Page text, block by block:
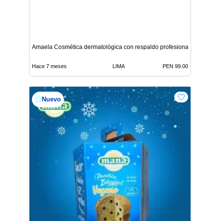
Amaela Cosmética dermatológica con respaldo profesional
Hace 7 meses LIMA PEN 99.00
Nuevo